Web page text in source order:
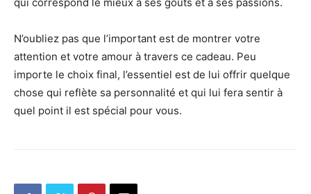
qui correspond le mieux à ses goûts et à ses passions.
N’oubliez pas que l’important est de montrer votre
attention et votre amour à travers ce cadeau. Peu
importe le choix final, l’essentiel est de lui offrir quelque
chose qui reflète sa personnalité et qui lui fera sentir à
quel point il est spécial pour vous.